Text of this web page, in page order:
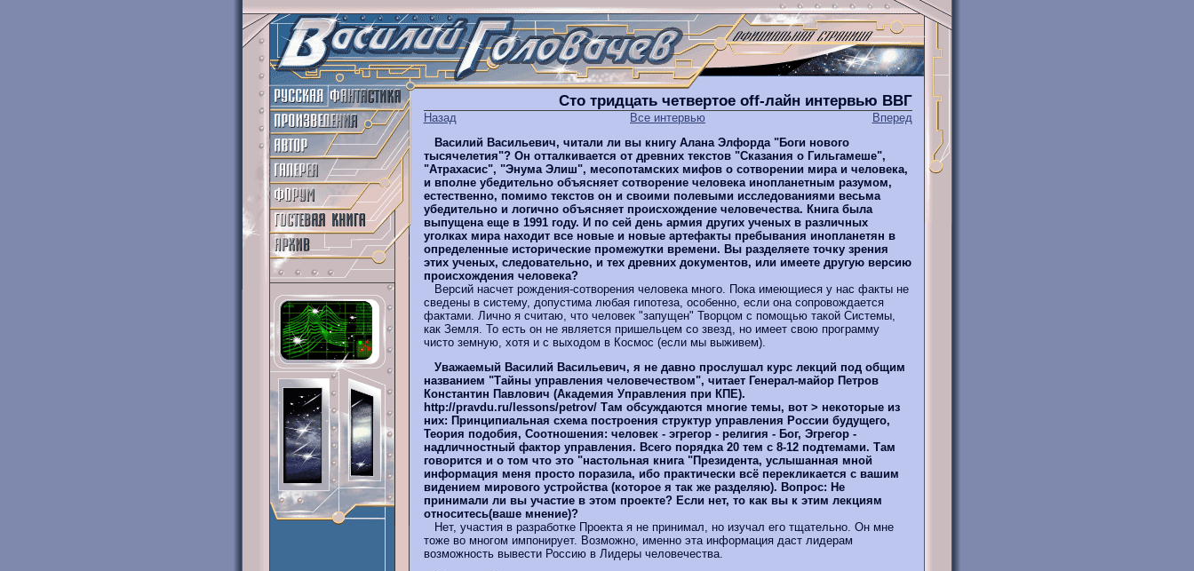
Сто тридцать четвертое оff-лайн интервью ВВГ
Назад Все интервью
Вперед
Василий Васильевич, читали ли вы книгу Алана Элфорда "Боги нового
тысячелетия"? Он отталкивается от древних текстов "Сказания о Гильгамеше",
"Атрахасис", "Энума Элиш", месопотамских мифов о сотворении мира и человека,
и вполне убедительно объясняет сотворение человека инопланетным разумом,
естественно, помимо текстов он и своими полевыми исследованиями весьма
убедительно и логично объясняет происхождение человечества. Книга была
выпущена еще в 1991 году. И по сей день армия других ученых в различных
уголках мира находит все новые и новые артефакты пребывания инопланетян в
определенные исторические промежутки времени. Вы разделяете точку зрения
этих ученых, следовательно, и тех древних документов, или имеете другую версию
происхождения человека?
Версий насчет рождения-сотворения человека много. Пока имеющиеся у нас факты не
сведены в систему, допустима любая гипотеза, особенно, если она сопровождается
фактами. Лично я считаю, что человек "запущен" Творцом с помощью такой Системы,
как Земля. То есть он не является пришельцем со звезд, но имеет свою программу
чисто земную, хотя и с выходом в Космос (если мы выживем).
Уважаемый Василий Васильевич, я не давно прослушал курс лекций под общим
названием "Тайны управления человечеством", читает Генерал-майор Петров
Константин Павлович (Академия Управления при КПЕ).
http://pravdu.ru/lessons/petrov/ Там обсуждаются многие темы, вот > некоторые из
них: Принципиальная схема построения структур управления России будущего,
Теория подобия, Соотношения: человек - эгрегор - религия - Бог, Эгрегор -
надличностный фактор управления. Всего порядка 20 тем с 8-12 подтемами. Там
говорится и о том что это "настольная книга "Президента, услышанная мной
информация меня просто поразила, ибо практически всё перекликается с вашим
видением мирового устройства (которое я так же разделяю). Вопрос: Не
принимали ли вы участие в этом проекте? Если нет, то как вы к этим лекциям
относитесь(ваше мнение)?
Нет, участия в разработке Проекта я не принимал, но изучал его тщательно. Он мне
тоже во многом импонирует. Возможно, именно эта информация даст лидерам
возможность вывести Россию в Лидеры человечества.